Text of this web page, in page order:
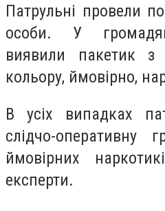
Патрульні провели
особи. У
виявили пакетик з
кольору, ймовірно,
В усіх випадках
слідчо-оперативну
ймовірних
експерти.